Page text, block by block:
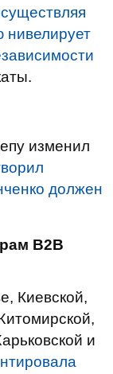
нивелирует
изменил
должен
B2B
Киевской,
и